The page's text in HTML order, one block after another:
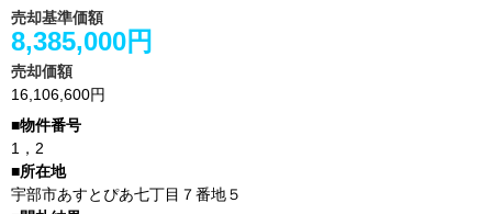
売却基準価額
8,385,000円
売却価額
16,106,600円
1，2
宇部市あすとぴあ七丁目７番地５